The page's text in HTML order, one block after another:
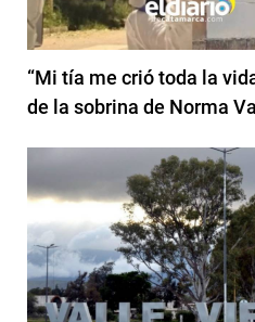
“Mi tía me crió toda la
de la sobrina de Norma